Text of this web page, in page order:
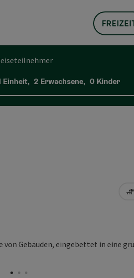
/ Reiseteilnehmer
und Personenfelder
Einheit, 2 Erwachsene, 0 Kinder